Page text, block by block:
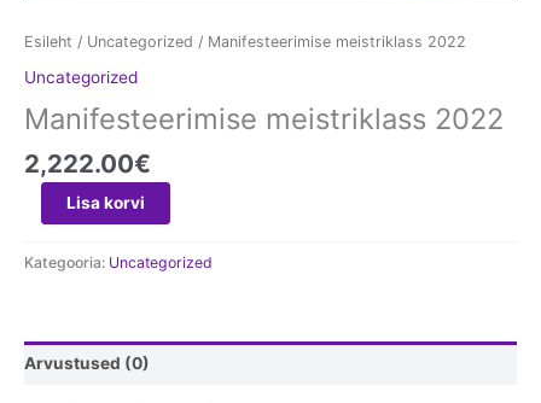
Esileht / Uncategorized / Manifesteerimise meistriklass 2022
Uncategorized
Manifesteerimise meistriklass 2022
2,222.00€
Lisa korvi
Kategooria: Uncategorized
Arvustused (0)